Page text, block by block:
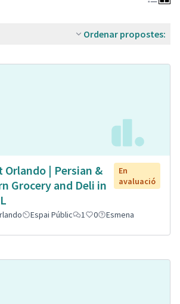
Ordenar propostes:
Orlando | Persian &
Grocery and Deli in
En
avaluació
Espai Públic 1 0 Esmena